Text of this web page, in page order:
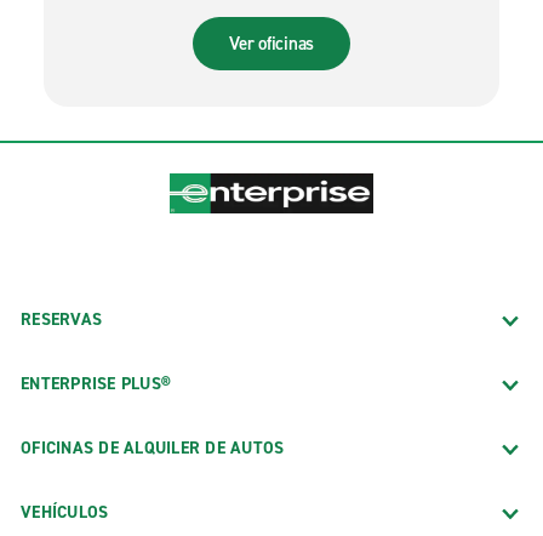
Ver oficinas
RESERVAS
ENTERPRISE PLUS®
OFICINAS DE ALQUILER DE AUTOS
VEHÍCULOS